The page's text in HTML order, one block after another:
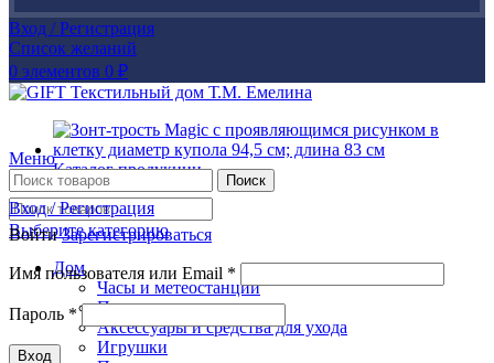
Вход / Регистрация
Список желаний
0 элементов 0 ₽
Каталог продукции
Выберите категорию
Дом
Часы и метеостанции
Полотенца с логотипом
Аксессуары и средства для ухода
Игрушки
Меню
Поиск
Вход / Регистрация
ВойтиЗарегистрироваться
Имя пользователя или Email *
Пароль *
Вход